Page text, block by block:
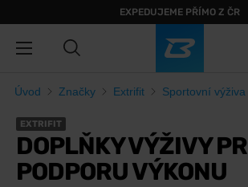
EXPEDUJEME PŘÍMO Z ČR
Úvod Značky Extrifit Sportovní výživa
EXTRIFIT
DOPLŇKY VÝŽIVY
PODPORU VÝKONU